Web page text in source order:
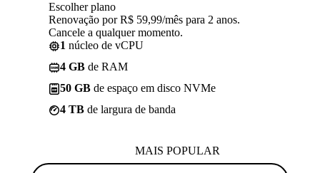
Escolher plano
Renovação por R$ 59,99/mês para 2 anos.
Cancele a qualquer momento.
1 núcleo de vCPU
4 GB de RAM
50 GB de espaço em disco NVMe
4 TB de largura de banda
MAIS POPULAR